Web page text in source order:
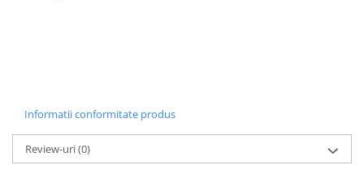
Placi video profesionale
SSD-uri externe
Hard disk-uri externe
Informatii conformitate produs
Review-uri(0)